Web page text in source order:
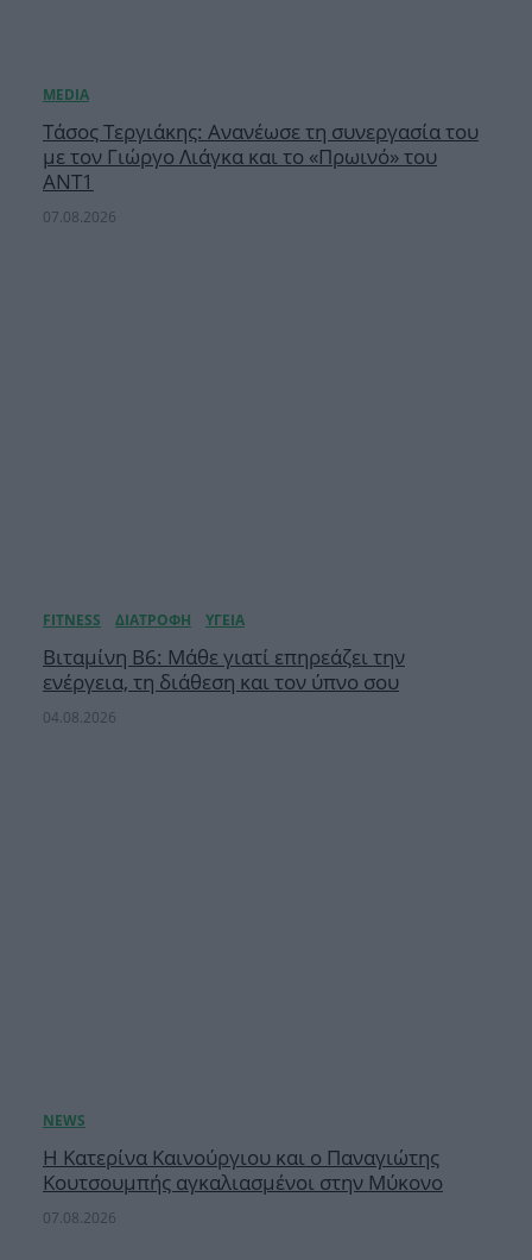
Τάσος Τεργιάκης: Ανανέωσε τη συνεργασία του
με τον Γιώργο Λιάγκα και το «Πρωινό» του
ΑΝΤ1
07.08.2026
Βιταμίνη B6: Μάθε γιατί επηρεάζει την
ενέργεια, τη διάθεση και τον ύπνο σου
04.08.2026
Η Κατερίνα Καινούργιου και ο Παναγιώτης
Κουτσουμπής αγκαλιασμένοι στην Μύκονο
07.08.2026